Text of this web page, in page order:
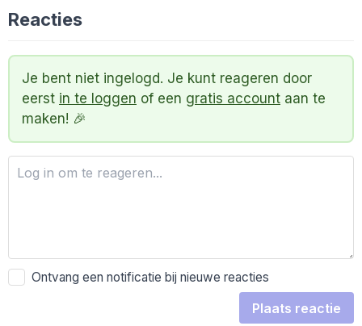
Reacties
Je bent niet ingelogd. Je kunt reageren door
eerst in te loggen of een gratis account aan te
maken! 🎉
Ontvang een notificatie bij nieuwe reacties
Plaats reactie